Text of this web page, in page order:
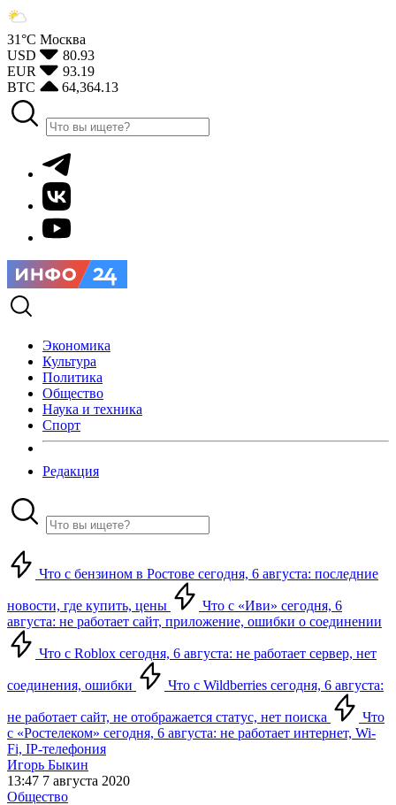
31°С Москва
USD
80.93
EUR
93.19
BTC
64,364.13
Экономика
Культура
Политика
Общество
Наука и техника
Спорт
Редакция
Что с бензином в Ростове сегодня, 6 августа: последние
новости, где купить, цены
Что с «Иви» сегодня, 6
августа: не работает сайт, приложение, ошибки о соединении
Что с Roblox сегодня, 6 августа: не работает сервер, нет
соединения, ошибки Что с Wildberries сегодня, 6 августа:
не работает сайт, не отображается статус, нет поиска
Что
с «Ростелеком» сегодня, 6 августа: не работает интернет, Wi-
Fi, IP-телефония
Игорь Быкин
13:47 7 августа 2020
Общество